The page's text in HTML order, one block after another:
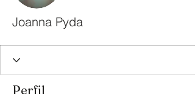
Joanna Pyda
Perfil